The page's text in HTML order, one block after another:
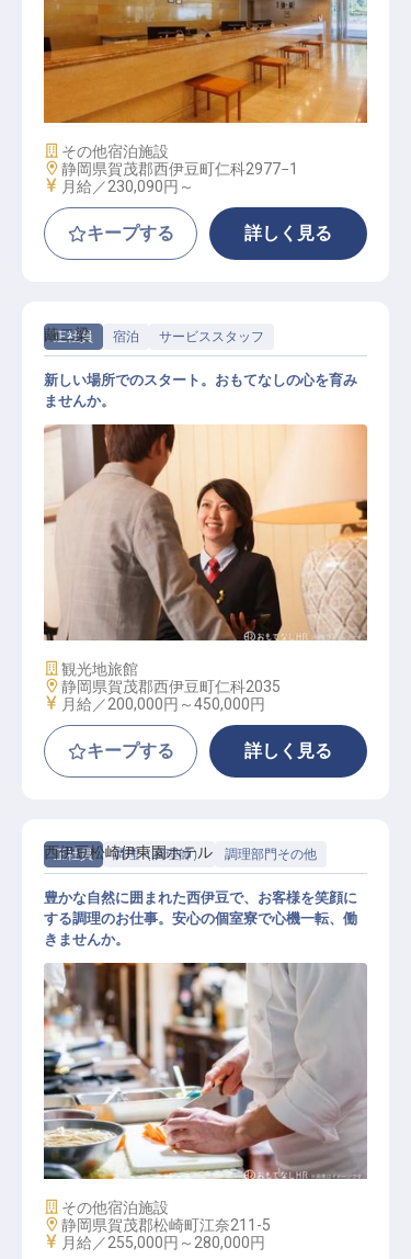
フロントスタッフ
施設業態
その他宿泊施設
勤務地
静岡県賀茂郡西伊豆町仁科2977−1
給与
月給／230,090円～
キープする 詳しく見る
正社員 宿泊 サービススタッフ
マルチタスクスタッフ【繭二梁】
繭二梁
新しい場所でのスタート。おもてなしの心を育み
ませんか。
施設業態
観光地旅館
勤務地
静岡県賀茂郡西伊豆町仁科2035
給与
月給／200,000円～450,000円
キープする 詳しく見る
正社員 調理（調理師） 調理部門その他
調理スタッフ（一般）
西伊豆松崎伊東園ホテル
豊かな自然に囲まれた西伊豆で、お客様を笑顔に
する調理のお仕事。安心の個室寮で心機一転、働
きませんか。
施設業態
その他宿泊施設
勤務地
静岡県賀茂郡松崎町江奈211-5
給与
月給／255,000円～ 280,000円